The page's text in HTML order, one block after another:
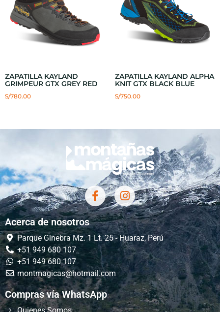
ZAPATILLA KAYLAND
GRIMPEUR GTX GREY RED
S/780.00
ZAPATILLA KAYLAND ALPHA
KNIT GTX BLACK BLUE
S/750.00
Acerca de nosotros
Parque Ginebra Mz. 1 Lt. 25 - Huaraz, Perú
+51 949 680 107
+51 949 680 107
montmagicas@hotmail.com
Compras vía WhatsApp